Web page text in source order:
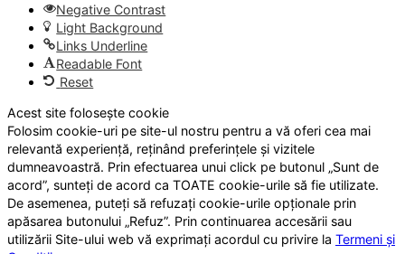
Negative Contrast
Light Background
Links Underline
Readable Font
Reset
Acest site folosește cookie
Folosim cookie-uri pe site-ul nostru pentru a vă oferi cea mai
relevantă experiență, reținând preferințele și vizitele
dumneavoastră. Prin efectuarea unui click pe butonul „Sunt de
acord”, sunteți de acord ca TOATE cookie-urile să fie utilizate.
De asemenea, puteți să refuzați cookie-urile opționale prin
apăsarea butonului „Refuz”. Prin continuarea accesării sau
utilizării Site-ului web vă exprimați acordul cu privire la Termeni și